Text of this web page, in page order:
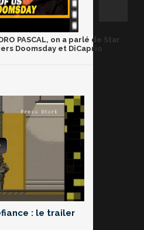
PASCAL, on a parlé de Star
Doomsday et DiCaprio
: le trailer